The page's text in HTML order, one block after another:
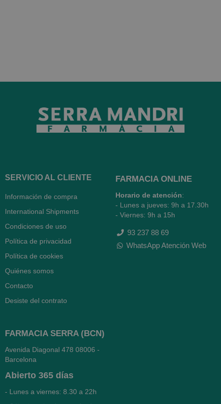
SERVICIO AL CLIENTE
Información de compra
International Shipments
Condiciones de uso
Política de privacidad
Política de cookies
Quiénes somos
Contacto
Desiste del contrato
FARMACIA ONLINE
Horario de atención:
- Lunes a jueves: 9h a 17.30h
- Viernes: 9h a 15h
93 237 88 69
WhatsApp Atención Web
FARMACIA SERRA (BCN)
Avenida Diagonal 478 08006 -
Barcelona
Abierto 365 días
- Lunes a viernes: 8.30 a 22h